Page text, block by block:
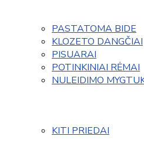
PASTATOMA BIDE
KLOZETO DANGČIAI
PISUARAI
POTINKINIAI RĖMAI
NULEIDIMO
KITI PRIEDAI